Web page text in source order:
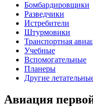
Бомбардировщики
Разведчики
Истребители
Штурмовики
Транспортная
Учебные
Вспомогательные
Планеры
Другие
Авиация